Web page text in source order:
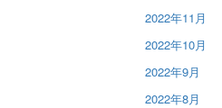
2022年11月
2022年10月
2022年9月
2022年8月